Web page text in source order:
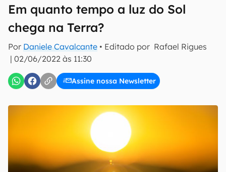
Em quanto tempo a luz do Sol
chega na Terra?
Por Daniele Cavalcante • Editado por Rafael Rigues
| 02/06/2022 às 11:30
Assine nossa Newsletter
E-mail
Uso e Política de Privacidade do Canaltech.